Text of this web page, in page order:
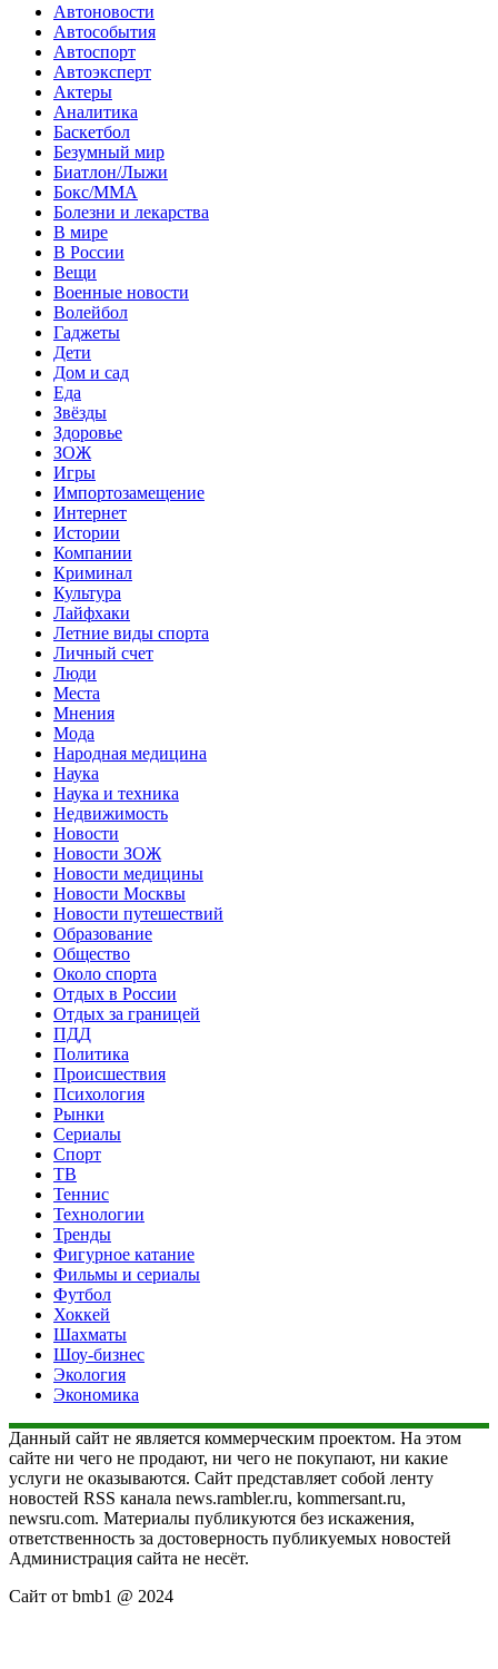
Автоновости
Автособытия
Автоспорт
Автоэксперт
Актеры
Аналитика
Баскетбол
Безумный мир
Биатлон/Лыжи
Бокс/MMA
Болезни и лекарства
В мире
В России
Вещи
Военные новости
Волейбол
Гаджеты
Дети
Дом и сад
Еда
Звёзды
Здоровье
ЗОЖ
Игры
Импортозамещение
Интернет
Истории
Компании
Криминал
Культура
Лайфхаки
Летние виды спорта
Личный счет
Люди
Места
Мнения
Мода
Народная медицина
Наука
Наука и техника
Недвижимость
Новости
Новости ЗОЖ
Новости медицины
Новости Москвы
Новости путешествий
Образование
Общество
Около спорта
Отдых в России
Отдых за границей
ПДД
Политика
Происшествия
Психология
Рынки
Сериалы
Спорт
ТВ
Теннис
Технологии
Тренды
Фигурное катание
Фильмы и сериалы
Футбол
Хоккей
Шахматы
Шоу-бизнес
Экология
Экономика
Данный сайт не является коммерческим проектом. На этом
сайте ни чего не продают, ни чего не покупают, ни какие
услуги не оказываются. Сайт представляет собой ленту
новостей RSS канала news.rambler.ru, kommersant.ru,
newsru.com. Материалы публикуются без искажения,
ответственность за достоверность публикуемых новостей
Администрация сайта не несёт.
Сайт от bmb1 @ 2024